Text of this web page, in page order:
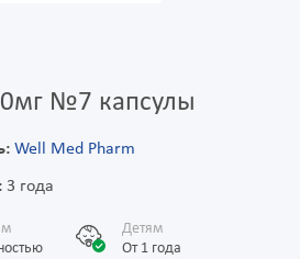
№7 капсулы
Well Med Pharm
3 года
Детям
От 1 года